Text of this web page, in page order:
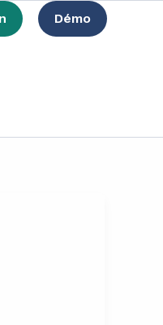
Démo